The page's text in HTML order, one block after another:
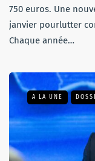
750 euros. Une
janvier pourlutter
Chaque année…
A LA UNE